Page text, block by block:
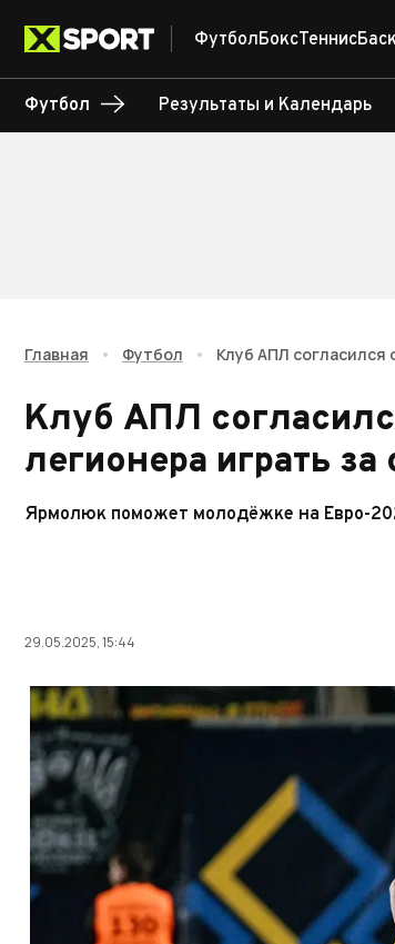
ФутболБоксТеннис
Футбол Результаты и Календарь
Главная • Футбол • Клуб АПЛ согласился
Клуб АПЛ
легионера играть
Ярмолюк поможет молодёжке на Евро-
29.05.2025, 15:44